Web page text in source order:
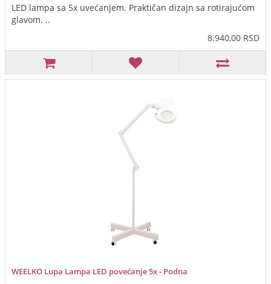
LED lampa sa 5x uvećanjem. Praktičan dizajn sa rotirajućom
glavom. ..
8.940,00 RSD
WEELKO Lupa Lampa LED povećanje 5x - Podna